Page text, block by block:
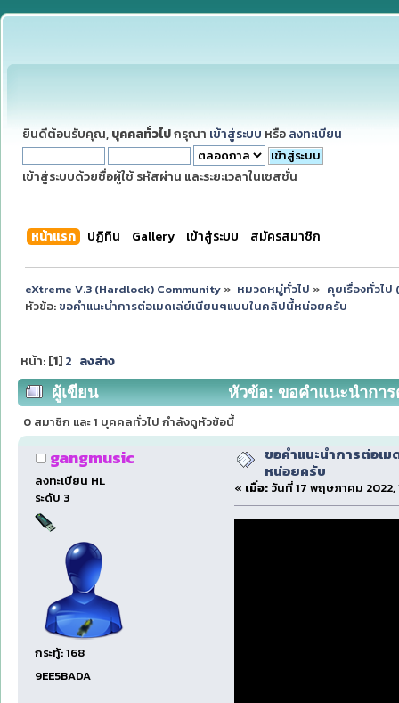
ยินดีต้อนรับคุณ, บุคคลทั่วไปกรุณา เข้าสู่ระบบ หรือ ลงทะเบียน
เข้าสู่ระบบด้วยชื่อผู้ใช้ รหัสผ่าน และระยะเวลาในเซสชั่น
หน้าแรก ปฏิทิน Gallery เข้าสู่ระบบ สมัครสมาชิก
eXtreme V.3 (Hardlock) Community» หมวดหมู่ทั่วไป » คุยเรื่องทั่วไป
หัวข้อ: ขอคำแนะนำการต่อเมดเล่ย์เนียนๆแบบในคลิปนี้หน่อยครับ
หน้า: [1] 2 ลงล่าง
ผู้เขียน หัวข้อ: ขอคำแนะนำการ
0 สมาชิก และ 1 บุคคลทั่วไป กำลังดูหัวข้อนี้
gangmusic
ลงทะเบียน HL
ระดับ 3
กระทู้: 168
9EE5BADA
ขอคำแนะนำการต่อเ
หน่อยครับ
« เมื่อ: วันที่ 17 พฤษภาคม 2022,